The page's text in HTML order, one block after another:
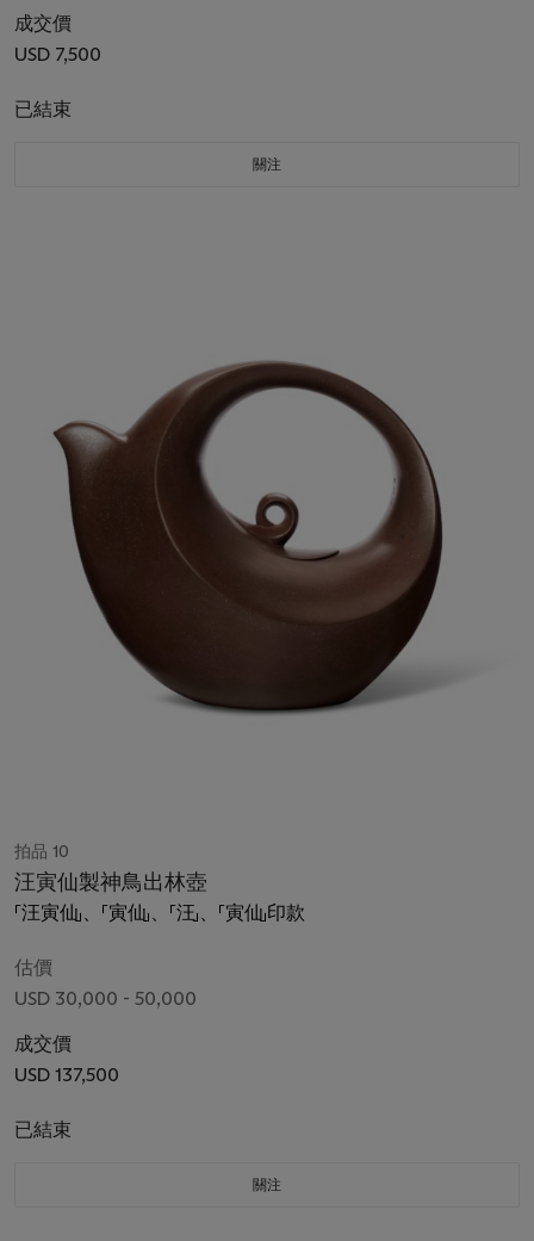
成交價
USD 7,500
已結束
關注
拍品 10
汪寅仙製神鳥出林壺
「汪寅仙」、「寅仙」、「汪」、「寅仙」印款
估價
USD 30,000 - 50,000
成交價
USD 137,500
已結束
關注